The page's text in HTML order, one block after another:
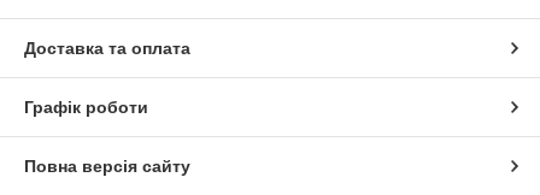
Доставка та оплата
Графік роботи
Повна версія сайту